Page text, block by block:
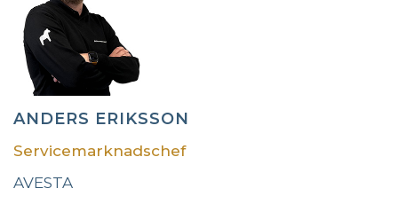
ANDERS ERIKSSON
Servicemarknadschef
AVESTA